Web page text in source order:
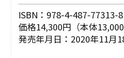
ISBN：978-4-487-77313-8
価格14,300円（本体13,000
発売年月日：2020年11月